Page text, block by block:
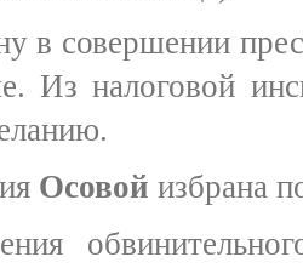
Из налоговой
Осовой избрана